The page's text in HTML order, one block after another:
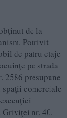
de la
Potrivit
de patru etaje
pe strada
2586 presupune
comerciale
Griviţei nr. 40.